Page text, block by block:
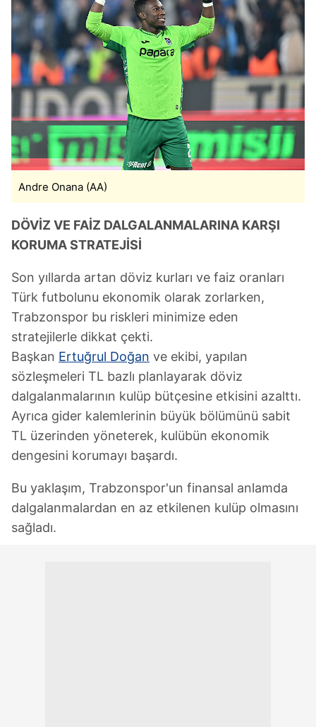
Andre Onana (AA)
DÖVİZ VE FAİZ DALGALANMALARINA KARŞI
KORUMA STRATEJİSİ
Son yıllarda artan döviz kurları ve faiz oranları
Türk futbolunu ekonomik olarak zorlarken,
Trabzonspor bu riskleri minimize eden
stratejilerle dikkat çekti.
Başkan Ertuğrul Doğan ve ekibi, yapılan
sözleşmeleri TL bazlı planlayarak döviz
dalgalanmalarının kulüp bütçesine etkisini azalttı.
Ayrıca gider kalemlerinin büyük bölümünü sabit
TL üzerinden yöneterek, kulübün ekonomik
dengesini korumayı başardı.
Bu yaklaşım, Trabzonspor'un finansal anlamda
dalgalanmalardan en az etkilenen kulüp olmasını
sağladı.